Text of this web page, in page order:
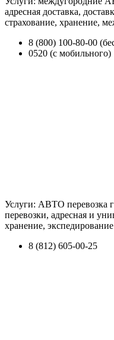
адресная доставка,
страхование, хранение,
8 (800) 100-80-00
0520 (с мобильного)
Услуги: АВТО перевозка
перевозки, адресная и
хранение,
8 (812) 605-00-25